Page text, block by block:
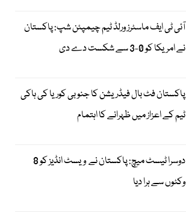
آئی ٹی ایف ماسٹرز ورلڈ ٹیم چیمپئن شپ: پاکستان
نے امریکا کو 0-3 سے شکست دے دی
پاکستان فٹ بال فیڈریشن کا جنوبی کوریا کی ہاکی
ٹیم کے اعزاز میں ظہرانے کا اہتمام
دوسرا ٹیسٹ میچ: پاکستان نے ویسٹ انڈیز کو 8
وکٹوں سے ہرا دیا